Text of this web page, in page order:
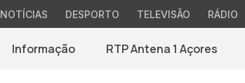
NOTÍCIAS DESPORTO TELEVISÃO RÁDIO
Informação RTP Antena 1 Açores